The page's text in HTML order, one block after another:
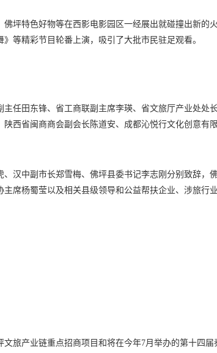
坪特色好物等在西影电影园区一经展出就碰撞出新的
等精彩节目轮番上演，吸引了大批市民驻足观看。
任田东锋、省工商联副主席李瑛、省文旅厅产业处处
西省闽商商会副会长陈道安、成都沁悦行文化创意有
汉中副市长郑雪梅、佛坪县委书记李志刚分别致辞，
席杨蜀莹以及相关县级领导和公益帮扶企业、涉旅行
旅产业链重点招商项目和将在今年7月举办的第十四届